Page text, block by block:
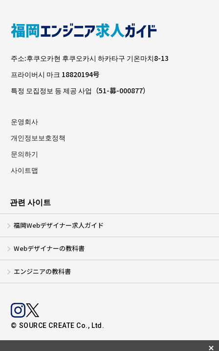
주소:후쿠오카현 후쿠오카시 하카타구 기온마치8-13
프라이버시 마크 18820194号
특정 모집정보 등 제공 사업（51-募-000877）
운영회사
개인정보보호정책
문의하기
사이트맵
관련 사이트
福岡Webデザイナー求人ガイド
Webデザイナーの教科書
エンジニアの教科書
© SOURCE CREATE Co., Ltd.